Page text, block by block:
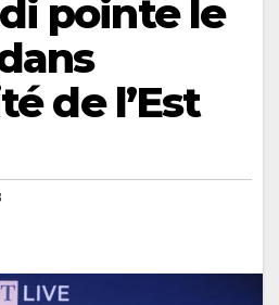
pointe le
de l’Est